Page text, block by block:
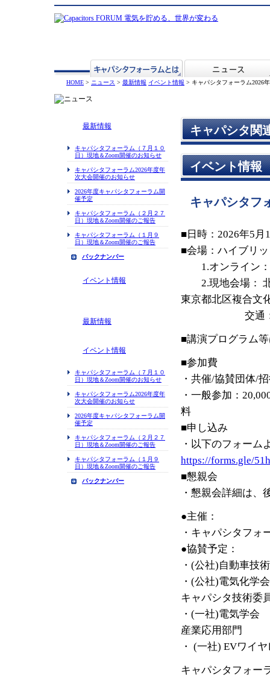
HOME > ニュース > 最新情報 イベント情報 > キャパシタフォーラム2026
キャパシタ関
イベント情報
キャパシタフ
■日時：2026年5月
■会場：ハイブリ
1.オンライン：
2.現地会場： 北
東京都北区複合文
交通：JR/東
■講演プログラム
■参加費
・共催/協賛団体/
・一般参加：
料
■申し込み
・以下のフォーム
https://forms.gle/
■懇親会
・懇親会詳細は、
●主催：
・キャパシタフォ
●協賛予定：
・(公社)自動車技
・(公社)電気化学会
キャパシタ技術委
・(一社)電気学会
産業応用部門
・ (一社) EVワイ
キャパシタフォー
最新情報
キャパシタフォーラム（７月１０
日）現地＆Zoom開催のお知らせ
キャパシタフォーラム2026年度年
次大会開催のお知らせ
2026年度キャパシタフォーラム開
催予定
キャパシタフォーラム（２月２７
日）現地＆Zoom開催のご報告
キャパシタフォーラム（１月９
日）現地＆Zoom開催のご報告
バックナンバー
イベント情報
最新情報
イベント情報
キャパシタフォーラム（７月１０
日）現地＆Zoom開催のお知らせ
キャパシタフォーラム2026年度年
次大会開催のお知らせ
2026年度キャパシタフォーラム開
催予定
キャパシタフォーラム（２月２７
日）現地＆Zoom開催のご報告
キャパシタフォーラム（１月９
日）現地＆Zoom開催のご報告
バックナンバー